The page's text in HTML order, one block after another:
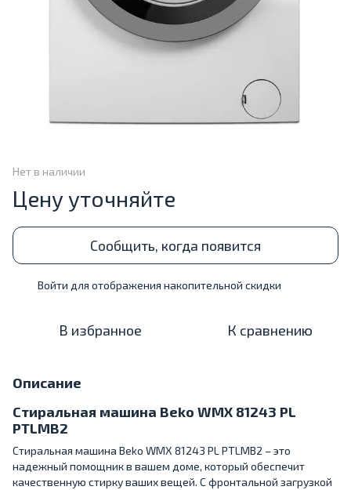
Нет в наличии
Цену уточняйте
Сообщить, когда появится
Войти для отображения накопительной скидки
В избранное К сравнению
Описание
Стиральная машина Beko WMX 81243 PL
PTLMB2
Стиральная машина Beko WMX 81243 PL PTLMB2 – это
надежный помощник в вашем доме, который обеспечит
качественную стирку ваших вещей. С фронтальной загрузкой